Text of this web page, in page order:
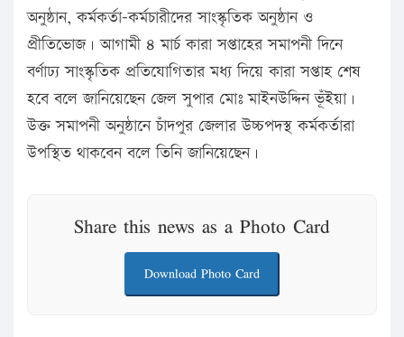
অনুষ্ঠান, কর্মকর্তা-কর্মচারীদের সাংস্কৃতিক অনুষ্ঠান ও
প্রীতিভোজ। আগামী ৪ মার্চ কারা সপ্তাহের সমাপনী দিনে
বর্ণাঢ্য সাংস্কৃতিক প্রতিযোগিতার মধ্য দিয়ে কারা সপ্তাহ শেষ
হবে বলে জানিয়েছেন জেল সুপার মোঃ মাইনউদ্দিন ভূঁইয়া।
উক্ত সমাপনী অনুষ্ঠানে চাঁদপুর জেলার উচ্চপদস্থ কর্মকর্তারা
উপস্থিত থাকবেন বলে তিনি জানিয়েছেন।
Share this news as a Photo Card
Download Photo Card